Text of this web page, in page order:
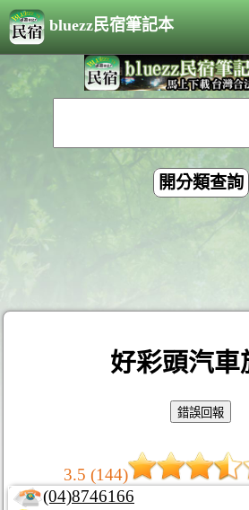
bluezz民宿筆記本
開分類查詢
好彩頭汽車
3.5 (144)
(04)8746166